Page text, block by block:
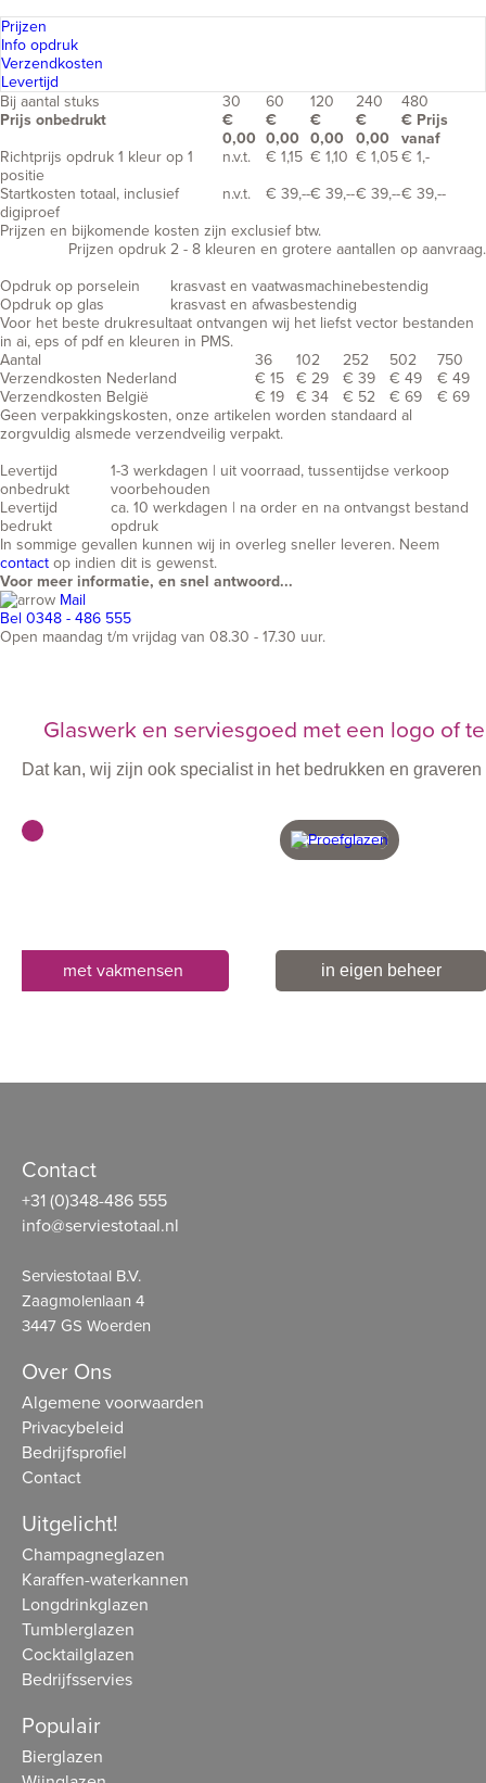
Prijzen
Info opdruk
Verzendkosten
Levertijd
Bij aantal stuks
30 60 120 240
480
Prijs onbedrukt
€
0,00
€
0,00
€
0,00
€
0,00
€ Prijs
vanaf
Richtprijs opdruk 1 kleur op 1
positie
n.v.t. € 1,15 € 1,10 € 1,05€ 1,-
Startkosten totaal, inclusief
digiproef
n.v.t. € 39,--€ 39,--€ 39,--€ 39,--
Prijzen en bijkomende kosten zijn exclusief btw.
Prijzen opdruk 2 - 8 kleuren en grotere aantallen op aanvraag.
Opdruk op porselein
krasvast en vaatwasmachinebestendig
Opdruk op glas
krasvast en afwasbestendig
Voor het beste drukresultaat ontvangen wij het liefst vector bestanden
in ai, eps of pdf en kleuren in PMS.
Aantal
36 102 252 502
750
Verzendkosten Nederland
€ 15 € 29 € 39 € 49
€ 49
Verzendkosten België
€ 19 € 34 € 52 € 69
€ 69
Geen verpakkingskosten, onze artikelen worden standaard al
zorgvuldig alsmede verzendveilig verpakt.
Levertijd
onbedrukt
1-3 werkdagen | uit voorraad, tussentijdse verkoop
voorbehouden
Levertijd
bedrukt
ca. 10 werkdagen | na order en na ontvangst bestand
opdruk
In sommige gevallen kunnen wij in overleg sneller leveren. Neem
contact op indien dit is gewenst.
Voor meer informatie, en snel antwoord...
Mail
Bel 0348 - 486 555
Open maandag t/m vrijdag van 08.30 - 17.30 uur.
Glaswerk en serviesgoed met een logo of
Dat kan, wij zijn ook specialist in het bedrukken en
met vakmensen in eigen beheer
Contact
+31 (0)348-486 555
info@serviestotaal.nl
Serviestotaal B.V.
Zaagmolenlaan 4
3447 GS Woerden
Over Ons
Algemene voorwaarden
Privacybeleid
Bedrijfsprofiel
Contact
Uitgelicht!
Champagneglazen
Karaffen-waterkannen
Longdrinkglazen
Tumblerglazen
Cocktailglazen
Bedrijfsservies
Populair
Bierglazen